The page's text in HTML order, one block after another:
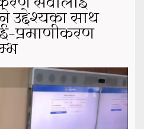
उद्देश्यका साथ